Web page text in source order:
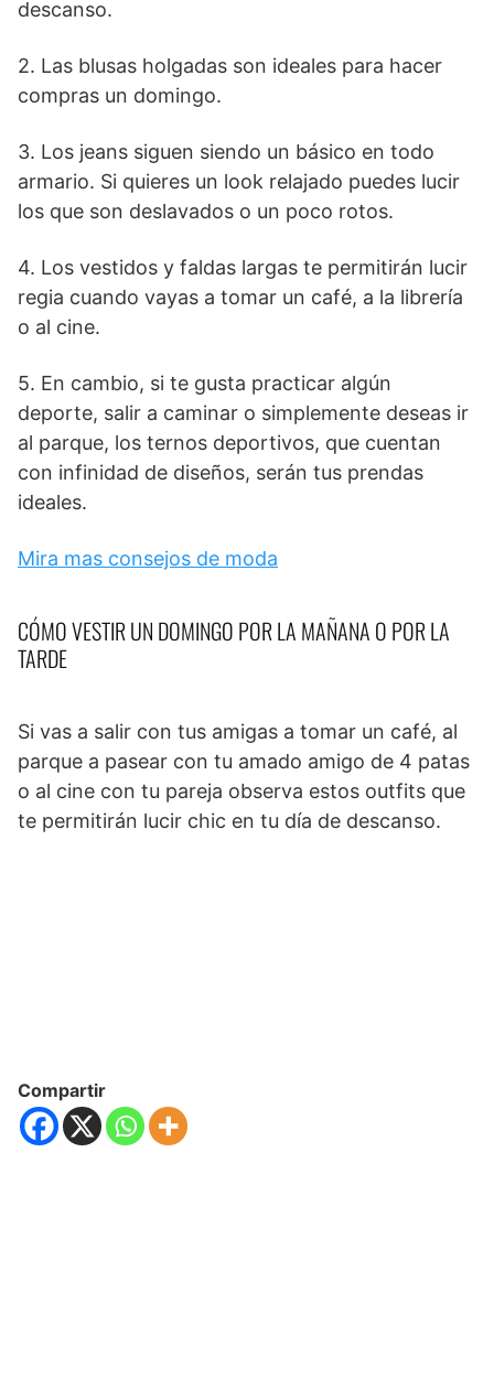
descanso.
2. Las blusas holgadas son ideales para hacer
compras un domingo.
3. Los jeans siguen siendo un básico en todo
armario. Si quieres un look relajado puedes lucir
los que son deslavados o un poco rotos.
4. Los vestidos y faldas largas te permitirán lucir
regia cuando vayas a tomar un café, a la librería
o al cine.
5. En cambio, si te gusta practicar algún
deporte, salir a caminar o simplemente deseas ir
al parque, los ternos deportivos, que cuentan
con infinidad de diseños, serán tus prendas
ideales.
Mira mas consejos de moda
CÓMO VESTIR UN DOMINGO POR LA MAÑANA O POR LA
TARDE
Si vas a salir con tus amigas a tomar un café, al
parque a pasear con tu amado amigo de 4 patas
o al cine con tu pareja observa estos outfits que
te permitirán lucir chic en tu día de descanso.
Compartir